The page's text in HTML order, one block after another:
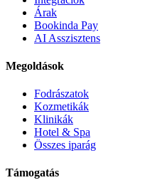
Árak
Bookinda Pay
AI Asszisztens
Megoldások
Fodrászatok
Kozmetikák
Klinikák
Hotel & Spa
Összes iparág
Támogatás